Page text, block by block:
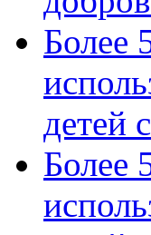
Более
детей
Более